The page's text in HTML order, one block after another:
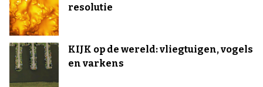
resolutie
KIJK op de wereld: vliegtuigen, vogels
en varkens